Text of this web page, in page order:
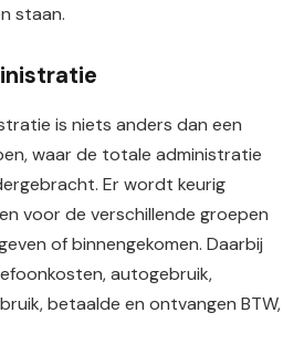
staan.
is niets anders dan een
waar de totale administratie
Er wordt keurig
voor de verschillende groepen
of binnengekomen. Daarbij
autogebruik,
betaalde en ontvangen BTW,